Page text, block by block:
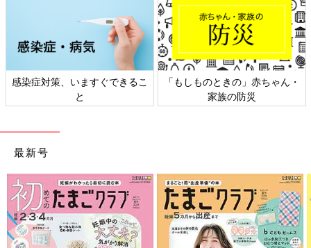
感染症対策、いますぐできるこ
と
「もしものときの」赤ちゃん・
家族の防災
最新号